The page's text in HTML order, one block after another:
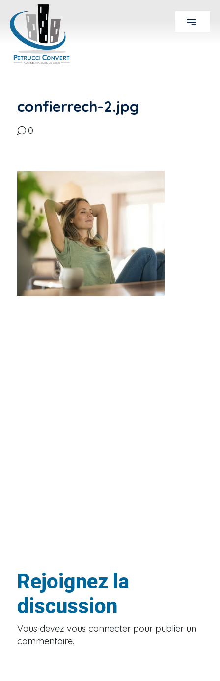
confierrech-2.jpg
0
Rejoignez la
discussion
Vous devez vous connecter pour publier un
commentaire.